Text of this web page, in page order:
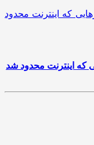
که اینترنت محدود شد